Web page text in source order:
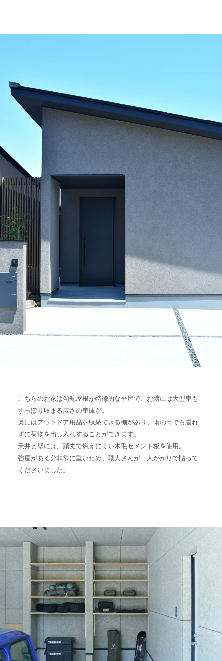
こちらのお家は勾配屋根が特徴的な平屋で、お隣には大型車も
すっぽり収まる広さの車庫が。
奥にはアウトドア用品を収納できる棚があり、雨の日でも濡れ
ずに荷物を出し入れすることができます。
天井と壁には、頑丈で燃えにくい木毛セメント板を使用。
強度がある分非常に重いため、職人さんが二人がかりで貼って
くださいました。